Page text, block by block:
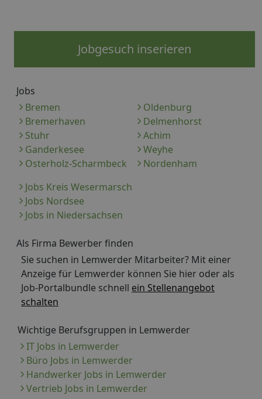
Jobgesuch inserieren
Jobs
Bremen
Oldenburg
Bremerhaven
Delmenhorst
Stuhr
Achim
Ganderkesee
Weyhe
Osterholz-Scharmbeck
Nordenham
Jobs Kreis Wesermarsch
Jobs Nordsee
Jobs in Niedersachsen
Als Firma Bewerber finden
Sie suchen in Lemwerder Mitarbeiter? Mit einer
Anzeige für Lemwerder können Sie hier oder als
Job-Portalbundle schnell ein Stellenangebot
schalten
Wichtige Berufsgruppen in Lemwerder
IT Jobs in Lemwerder
Büro Jobs in Lemwerder
Handwerker Jobs in Lemwerder
Vertrieb Jobs in Lemwerder